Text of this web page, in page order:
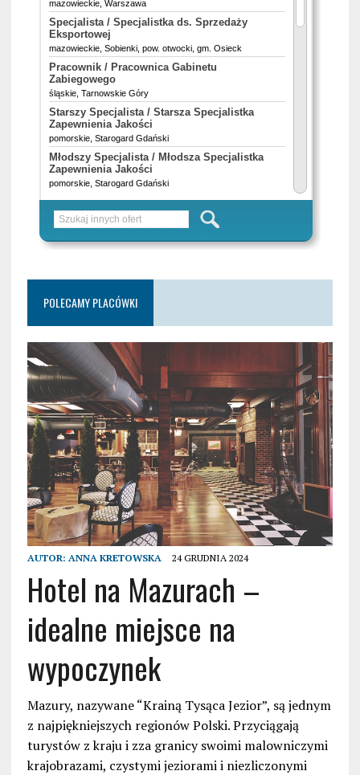
POLECAMY PLACÓWKI
AUTOR: ANNA KRETOWSKA 24 GRUDNIA 2024
Hotel na Mazurach –
idealne miejsce na
wypoczynek
Mazury, nazywane “Krainą Tysąca Jezior”, są jednym
z najpiękniejszych regionów Polski. Przyciągają
turystów z kraju i zza granicy swoimi malowniczymi
krajobrazami, czystymi jeziorami i niezliczonymi